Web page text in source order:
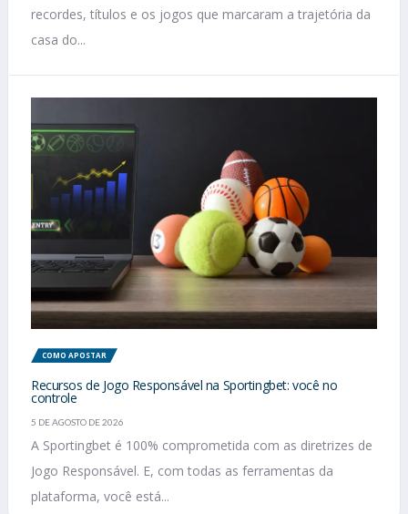
recordes, títulos e os jogos que marcaram a trajetória da
casa do...
COMO APOSTAR
Recursos de Jogo Responsável na Sportingbet: você no
controle
5 DE AGOSTO DE 2026
A Sportingbet é 100% comprometida com as diretrizes de
Jogo Responsável. E, com todas as ferramentas da
plataforma, você está...